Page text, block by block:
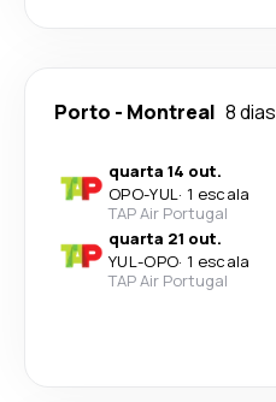
Porto - Montreal 8 dias
quarta 14 out.
OPO-YUL· 1 escala
TAP Air Portugal
quarta 21 out.
YUL-OPO· 1 escala
TAP Air Portugal